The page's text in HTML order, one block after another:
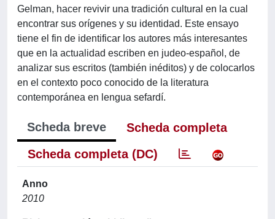
Gelman, hacer revivir una tradición cultural en la cual
encontrar sus orígenes y su identidad. Este ensayo
tiene el fin de identificar los autores más interesantes
que en la actualidad escriben en judeo-español, de
analizar sus escritos (también inéditos) y de colocarlos
en el contexto poco conocido de la literatura
contemporánea en lengua sefardí.
Scheda breve
Scheda completa
Scheda completa (DC)
Anno
2010